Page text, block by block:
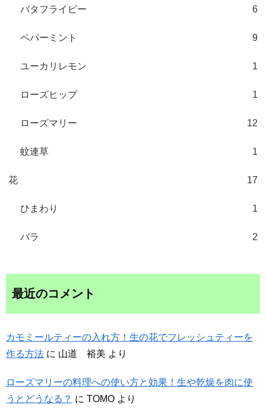
バタフライピー 6
ペパーミント 9
ユーカリレモン 1
ローズヒップ 1
ローズマリー 12
蚊連草 1
花 17
ひまわり 1
バラ 2
最近のコメント
カモミールティーの入れ方！生の花でフレッシュティーを
作る方法 に 山道 裕美 より
ローズマリーの料理への使い方と効果！生や乾燥を肉に使
うとどうなる？ に TOMO より